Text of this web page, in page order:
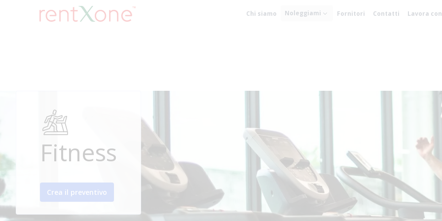
Chi siamo Noleggiami Fornitori Contatti Lavora
Fitness
Crea il preventivo